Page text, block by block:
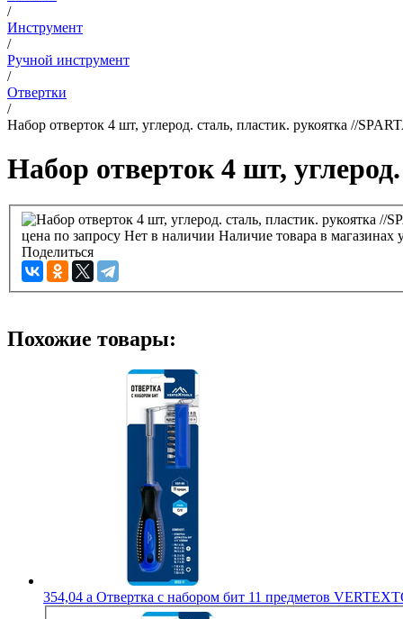
/
Инструмент
/
Ручной инструмент
/
Отвертки
/
Набор отверток 4 шт, углерод. сталь, пластик. рукоятка //
Набор отверток 4 шт,
цена по запросу Нет в наличии Наличие товара в магазинах
Поделиться
Похожие товары:
354,04 a Отвертка с набором бит 11 предметов